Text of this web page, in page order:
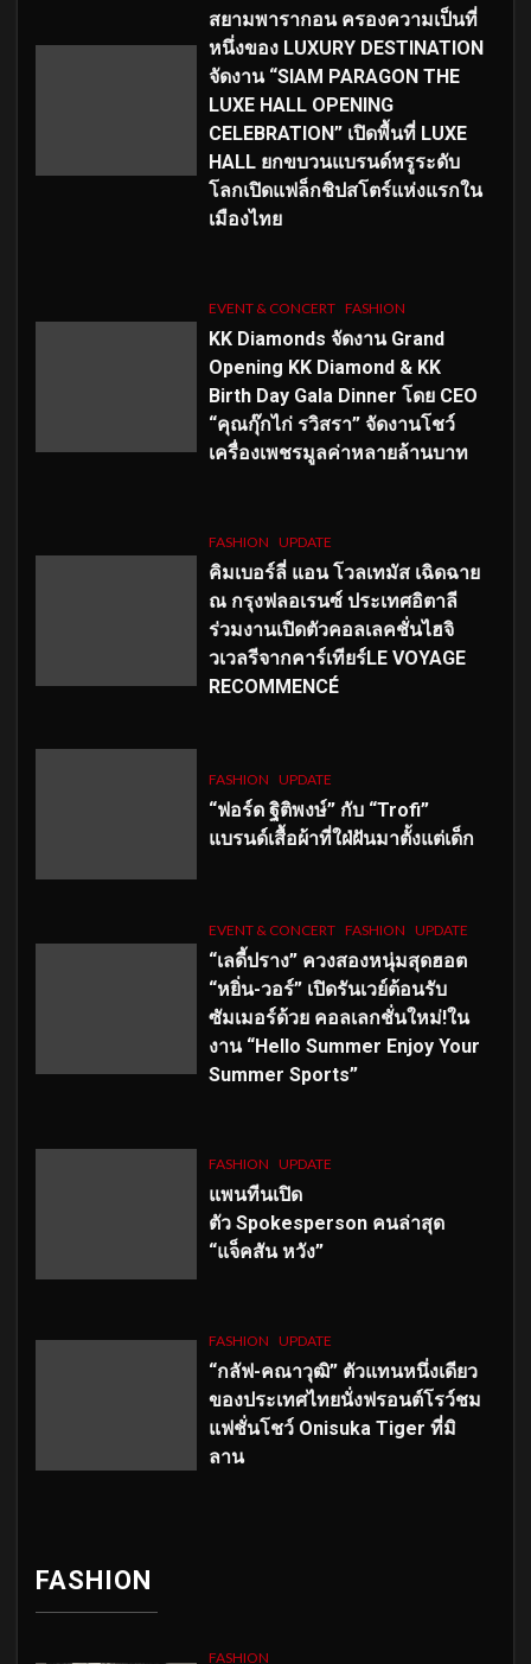
สยามพารากอน ครองความเป็นที่
หนึ่งของ LUXURY DESTINATION
จัดงาน “SIAM PARAGON THE
LUXE HALL OPENING
CELEBRATION” เปิดพื้นที่ LUXE
HALL ยกขบวนแบรนด์หรูระดับ
โลกเปิดแฟล็กชิปสโตร์แห่งแรกใน
เมืองไทย
EVENT & CONCERT FASHION
KK Diamonds จัดงาน Grand
Opening KK Diamond & KK
Birth Day Gala Dinner โดย CEO
“คุณกุ๊กไก่ รวิสรา” จัดงานโชว์
เครื่องเพชรมูลค่าหลายล้านบาท
FASHION UPDATE
คิมเบอร์ลี่ แอน โวลเทมัส เฉิดฉาย
ณ กรุงฟลอเรนซ์ ประเทศอิตาลี
ร่วมงานเปิดตัวคอลเลคชั่นไฮจิ
วเวลรีจากคาร์เทียร์LE VOYAGE
RECOMMENCÉ
FASHION UPDATE
“ฟอร์ด ฐิติพงษ์” กับ “Trofi”
แบรนด์เสื้อผ้าที่ใฝ่ฝันมาตั้งแต่เด็ก
EVENT & CONCERT FASHION UPDATE
“เลดี้ปราง” ควงสองหนุ่มสุดฮอต
“หยิ่น-วอร์” เปิดรันเวย์ต้อนรับ
ซัมเมอร์ด้วย คอลเลกชั่นใหม่!ใน
งาน “Hello Summer Enjoy Your
Summer Sports”
FASHION UPDATE
แพนทีนเปิด
ตัว Spokesperson คนล่าสุด
“แจ็คสัน หวัง”
FASHION UPDATE
“กลัฟ-คณาวุฒิ” ตัวแทนหนึ่งเดียว
ของประเทศไทยนั่งฟรอนต์โรว์ชม
แฟชั่นโชว์ Onisuka Tiger ที่มิ
ลาน
FASHION
FASHION